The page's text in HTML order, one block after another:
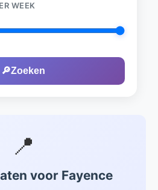
WEEK
🔎Zoeken
📍
voor Fayence